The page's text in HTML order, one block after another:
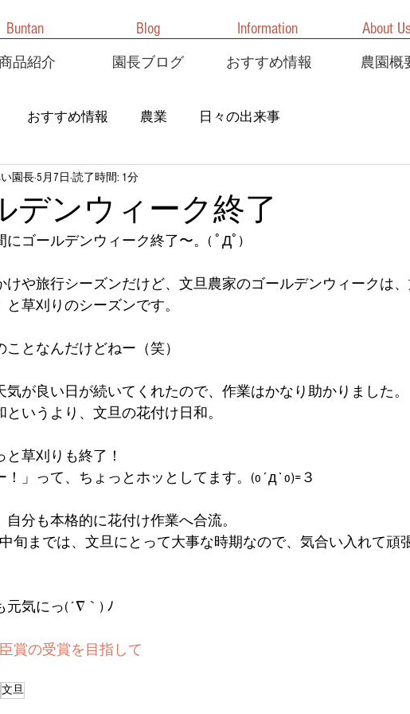
品紹介 園長ブログ おすすめ情報 農園概
About Us
Information
Blog
Buntan
おすすめ情報 農業 日々の出来事
デンウィーク終了
園長5月7日 読了時間: 1分
にゴールデンウィーク終了〜。( ﾟДﾟ)
けや旅行シーズンだけど、文旦農家のゴールデンウィークは
と草刈りのシーズンです。
ことなんだけどねー（笑）
気が良い日が続いてくれたので、作業はかなり助かりました。
というより、文旦の花付け日和。
と草刈りも終了！
！」って、ちょっとホッとしてます。(o´д`o)=３
自分も本格的に花付け作業へ合流。
旬までは、文旦にとって大事な時期なので、気合い入れて頑
元気にっ(´∇｀) ﾉ
賞の受賞を目指して
文旦